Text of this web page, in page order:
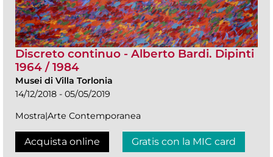
Discreto continuo - Alberto Bardi. Dipinti
1964 / 1984
Musei di Villa Torlonia
14/12/2018 - 05/05/2019
Mostra|Arte Contemporanea
Acquista online Gratis con la MIC card